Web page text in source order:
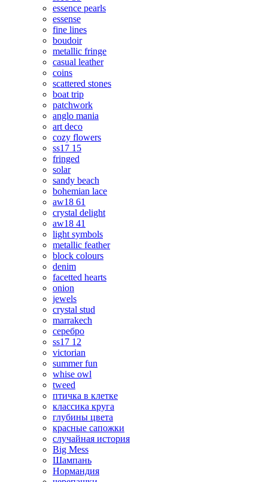
essence pearls
essense
fine lines
boudoir
metallic fringe
casual leather
coins
scattered stones
boat trip
patchwork
anglo mania
art deco
cozy flowers
ss17 15
fringed
solar
sandy beach
bohemian lace
aw18 61
crystal delight
aw18 41
light symbols
metallic feather
block colours
denim
facetted hearts
onion
jewels
crystal stud
marrakech
серебро
ss17 12
victorian
summer fun
whise owl
tweed
птичка в клетке
классика круга
глубины цвета
красные сапожки
случайная история
Big Mess
Шампань
Нормандия